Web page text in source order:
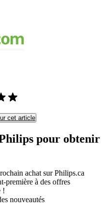
cet article
pour obtenir
achat sur Philips.ca​
première à des offres
!
nouveautés